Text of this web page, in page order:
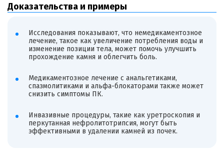
Доказательства и примеры
Исследования показывают, что немедикаментозное
лечение, такое как увеличение потребления воды и
изменение позиции тела, может помочь улучшить
прохождение камня и облегчить боль.
Медикаментозное лечение с анальгетиками,
спазмолитиками и альфа-блокаторами также может
снизить симптомы ПК.
Инвазивные процедуры, такие как уретроскопия и
перкутанная нефролитотрипсия, могут быть
эффективными в удалении камней из почек.